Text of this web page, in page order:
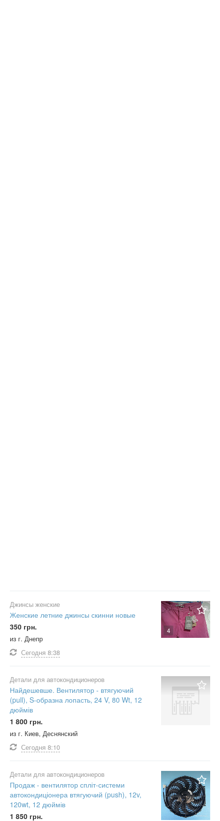
4
Джинсы женские
Женские летние джинсы скинни новые
350 грн.
из г. Днепр
Сегодня 8:38
Детали для автокондиционеров
Найдешевше. Вентилятор - втягуючий
(pull), S-образна лопасть, 24 V, 80 Wt, 12
дюймів
1 800 грн.
из г. Киев, Деснянский
Сегодня 8:10
Детали для автокондиционеров
Продаж - вентилятор спліт-системи
автокондиціонера втягуючий (push), 12v,
120wt, 12 дюймів
1 850 грн.